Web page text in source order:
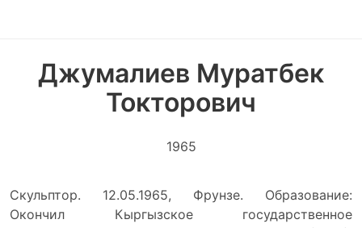
Джумалиев Муратбек
Токторович
1965
Скульптор. 12.05.1965, Фрунзе. Образование:
Окончил Кыргызское государственное